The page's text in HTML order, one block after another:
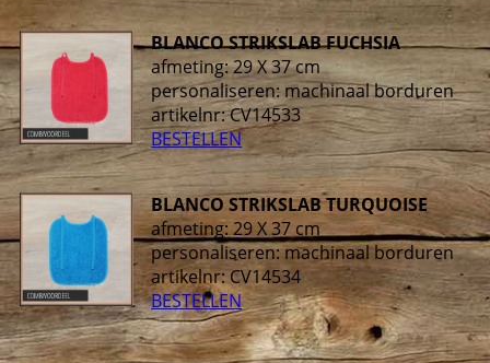
BLANCO STRIKSLAB FUCHSIA
afmeting: 29 X 37 cm
personaliseren: machinaal borduren
artikelnr:CV14533
BESTELLEN
BLANCO STRIKSLAB TURQUOISE
afmeting: 29 X 37 cm
personaliseren: machinaal borduren
artikelnr:CV14534
BESTELLEN